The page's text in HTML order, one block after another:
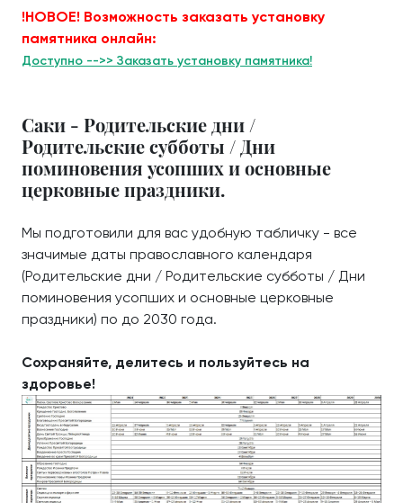
!НОВОЕ! Возможность заказать установку
памятника онлайн:
Доступно -->> Заказать установку памятника!
Саки - Родительские дни /
Родительские субботы / Дни
поминовения усопших и основные
церковные праздники.
Мы подготовили для вас удобную табличку - все
значимые даты православного календаря
(Родительские дни / Родительские субботы / Дни
поминовения усопших и основные церковные
праздники) по до 2030 года.
Сохраняйте, делитесь и пользуйтесь на
здоровье!